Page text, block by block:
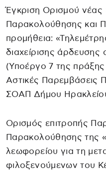
Έγκριση Ορισμού νέας
Παρακολούθησης και
προμήθεια:
διαχείρισης άρδευσης
(Υποέργο 7 της
Αστικές Παρεμβάσεις
ΣΟΑΠ Δήμου
Ορισμός επιτροπής
Παρακολούθησης της
λεωφορείου για τη
φιλοξενούμενων του